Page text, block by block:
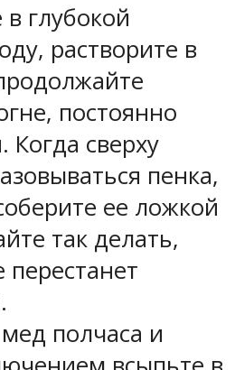
глубокой
растворите в
постоянно
сверху
пенка,
ее ложкой
так делать,
перестанет
полчаса и